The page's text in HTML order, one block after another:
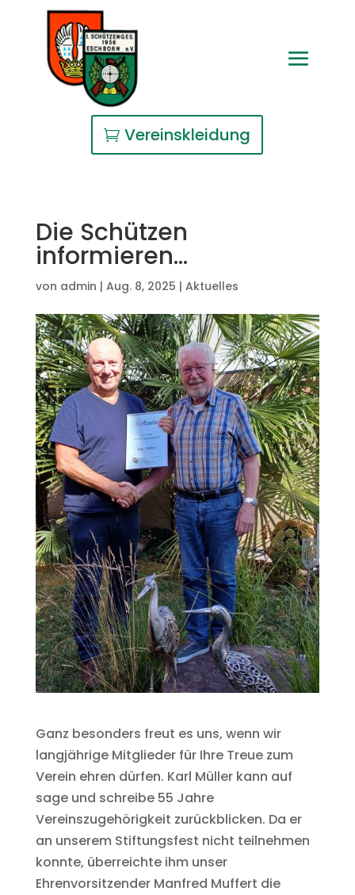
Vereinskleidung
Die Schützen
informieren…
von admin | Aug. 8, 2025 | Aktuelles
Ganz besonders freut es uns, wenn wir
langjährige Mitglieder für Ihre Treue zum
Verein ehren dürfen. Karl Müller kann auf
sage und schreibe 55 Jahre
Vereinszugehörigkeit zurückblicken. Da er
an unserem Stiftungsfest nicht teilnehmen
konnte, überreichte ihm unser
Ehrenvorsitzender Manfred Muffert die